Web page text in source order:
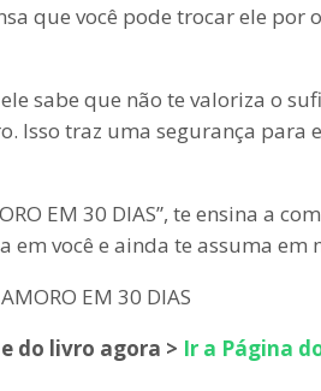
que você pode trocar ele por
sabe que não te valoriza o
Isso traz uma segurança para
EM 30 DIAS”, te ensina a
você e ainda te assuma em
do livro agora > Ir a Página